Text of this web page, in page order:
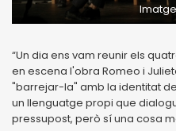
“Un dia ens vam reunir els
en escena l'obra Romeo i
"barrejar-la" amb la identitat
un llenguatge propi que
pressupost, però sí una cosa